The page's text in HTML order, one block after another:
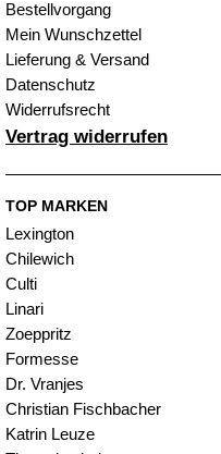
Bestellvorgang
Mein Wunschzettel
Lieferung & Versand
Datenschutz
Widerrufsrecht
Vertrag widerrufen
TOP MARKEN
Lexington
Chilewich
Culti
Linari
Zoeppritz
Formesse
Dr. Vranjes
Christian Fischbacher
Katrin Leuze